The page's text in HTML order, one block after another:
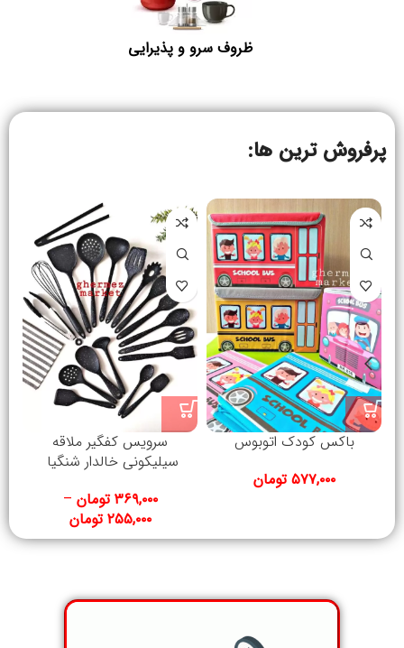
ظروف سرو و پذیرایی
پرفروش ترین ها:
باکس کودک اتوبوس
۵۷۷,۰۰۰ تومان
سرویس کفگیر ملاقه
سیلیکونی خالدار شنگیا
۳۶۹,۰۰۰ تومان –
۲۵۵,۰۰۰ تومان